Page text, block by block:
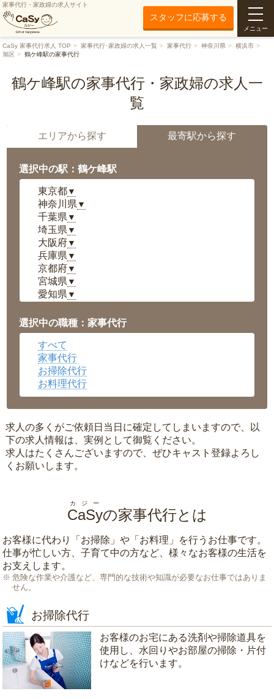
家事代行・家政婦の求人サイト
スタッフに応募する
メニュー
CaSy 家事代行求人 TOP 家事代行･家政婦の求人一覧 家事代行 神奈川県
横浜市
旭区
鶴ケ峰駅の家事代行
鶴ケ峰駅の家事代行・家政婦の求人一
覧
エリアから探す 最寄駅から探す
選択中の駅：鶴ケ峰駅
東京都▼
神奈川県 ▼
千葉県 ▼
埼玉県 ▼
大阪府▼
兵庫県 ▼
京都府▼
宮城県 ▼
愛知県 ▼
岡山県▼
広島県▼
沖縄県
選択中の職種：家事代行
すべて
家事代行
お掃除代行
お料理代行
求人の多くがご依頼日当日に確定してしまいますので、以
下の求人情報は、実例として御覧ください。
求人はたくさんございますので、ぜひキャスト登録よろし
くお願いします。
CaSy
カジー
の家事代行とは
お客様に代わり「 お掃除 」や「 お料理 」を行うお仕事です。
仕事が忙しい方、子育て中の方など、様々なお客様の生活を
お支えします。
危険な作業や介護など、専門的な技術や知識が必要なお仕事ではありま
せん。
お掃除代行
お客様のお宅にある洗剤や掃除道具を
使用し、水回りやお部屋の掃除・片付
けなどを行います。